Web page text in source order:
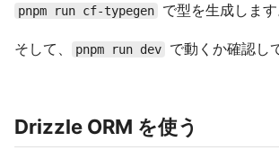
pnpm run cf-typegen で型を生成します
そして、 pnpm run dev で動くか確認し
Drizzle ORM を使う